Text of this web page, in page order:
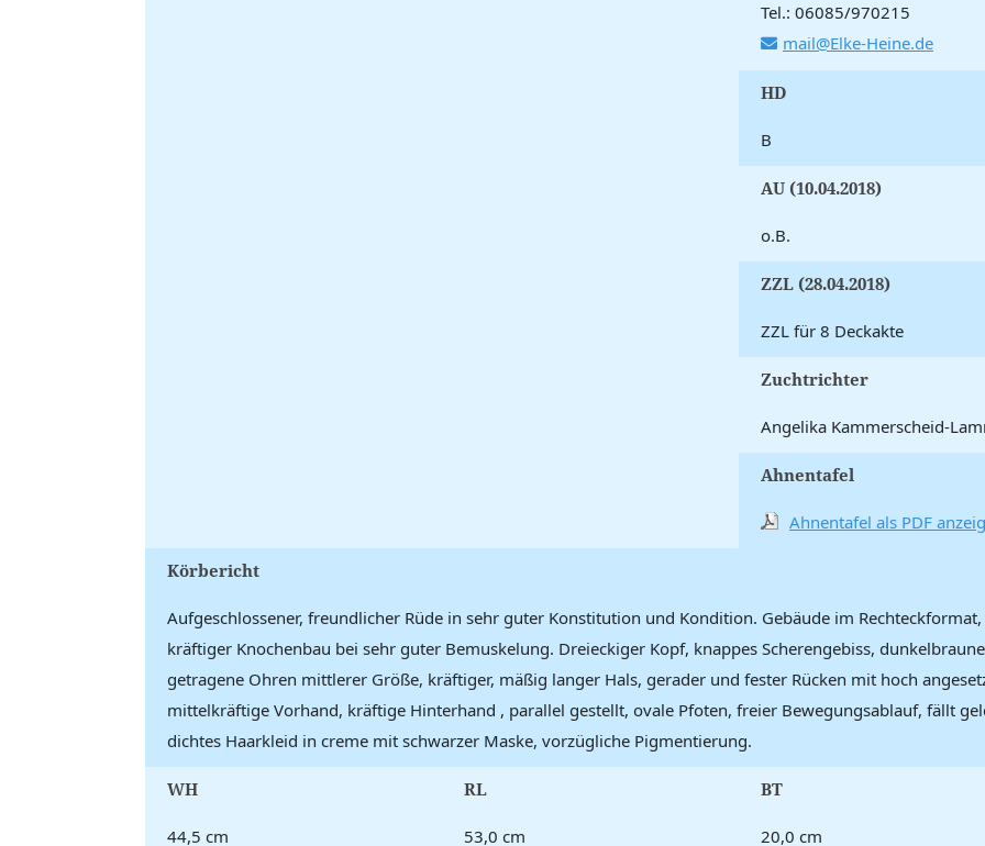
Tel.: 06085/970215
mail@Elke-Heine.de
HD
B
AU (10.04.2018)
o.B.
ZZL (28.04.2018)
ZZL für 8 Deckakte
Zuchtrichter
Angelika Kammerscheid-
Ahnentafel
Ahnentafel als PDF
Körbericht
Aufgeschlossener, freundlicher Rüde in sehr guter Konstitution und Kondition. Gebäude im
kräftiger Knochenbau bei sehr guter Bemuskelung. Dreieckiger Kopf, knappes Scherengebiss,
getragene Ohren mittlerer Größe, kräftiger, mäßig langer Hals, gerader und fester Rücken mit hoch
mittelkräftige Vorhand, kräftige Hinterhand , parallel gestellt, ovale Pfoten, freier Bewegungsablauf, fällt
dichtes Haarkleid in creme mit schwarzer Maske, vorzügliche Pigmentierung.
WH
44,5 cm
RL
53,0 cm
BT
20,0 cm